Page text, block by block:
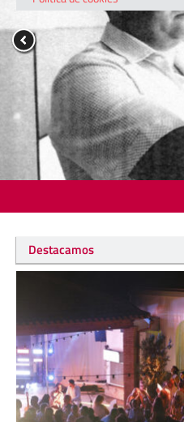
Destacamos